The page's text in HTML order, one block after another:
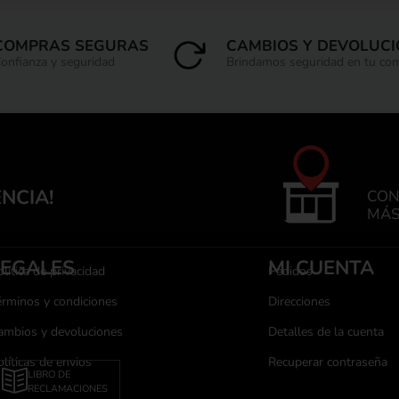
SEGURAS
y seguridad
CAMBIOS Y
Brindamos seguridad en tu
de privacidad
y condiciones
y devoluciones
de envios
LIBRO DE
RECLAMACIONES
MI CUENTA
Pedidos
Direcciones
Detalles de la cuenta
Recuperar contraseña